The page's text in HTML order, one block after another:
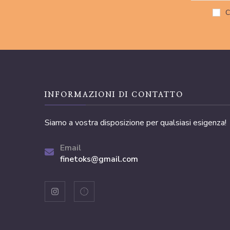
INFORMAZIONI DI CONTATTO
Siamo a vostra disposizione per qualsiasi esigenza!
Email
finetoks@gmail.com